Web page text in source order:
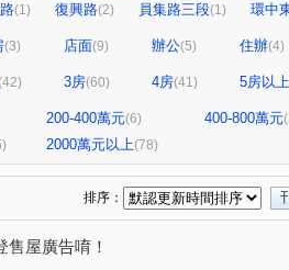
(1) 復興路(2) 員集路三段(1) 環中
(3) 店面(9) 辦公(5) 住辦(4)
(42) 3房(60) 4房(41) 5房以上
200-400萬元(6) 400-800萬元
2000萬元以上(78)
排序：
屋廣告唷！